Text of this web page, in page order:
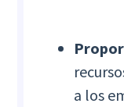
a los